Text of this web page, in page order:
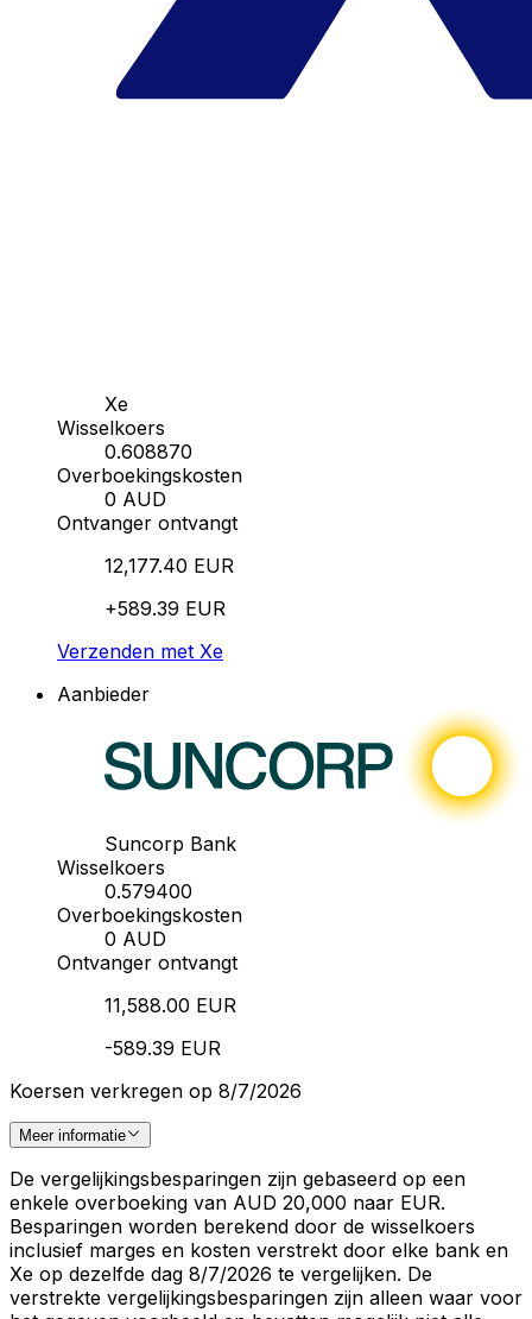
Xe
Wisselkoers
0.608870
Overboekingskosten
0 AUD
Ontvanger ontvangt
12,177.40 EUR
+589.39 EUR
Verzenden met Xe
Aanbieder
Suncorp Bank
Wisselkoers
0.579400
Overboekingskosten
0 AUD
Ontvanger ontvangt
11,588.00 EUR
-589.39 EUR
Koersen verkregen op 8/7/2026
Meer informatie
De vergelijkingsbesparingen zijn gebaseerd op een
enkele overboeking van AUD 20,000 naar EUR.
Besparingen worden berekend door de wisselkoers
inclusief marges en kosten verstrekt door elke bank en
Xe op dezelfde dag 8/7/2026 te vergelijken. De
verstrekte vergelijkingsbesparingen zijn alleen waar voor